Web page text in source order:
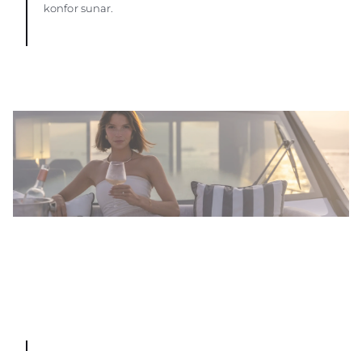
konfor sunar.